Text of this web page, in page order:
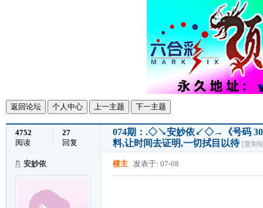
返回论坛 个人中心 上一主题 下一主题
4752
阅读
27
回复
074期：.◇↘安妙依↙◇→《号码
料,让时间去证明,一切拭目以待 [复制
安妙依 楼主 发表于: 07-08